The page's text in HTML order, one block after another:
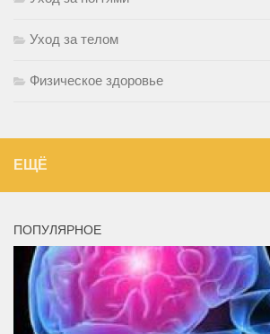
Уход за телом
Физическое здоровье
ЕЩЁ
ПОПУЛЯРНОЕ